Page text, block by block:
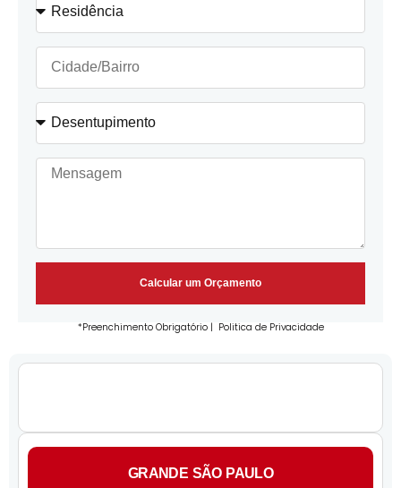
Calcular um Orçamento
*Preenchimento Obrigatório | Politica de Privacidade
GRANDE SÃO PAULO